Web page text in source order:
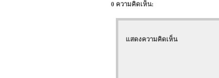
0 ความคิดเห็น:
แสดงความคิดเห็น